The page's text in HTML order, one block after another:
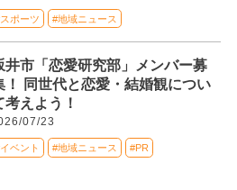
ポーツ #地域ニュース
井市「恋愛研究部」メンバー募
！ 同世代と恋愛・結婚観につい
考えよう！
07/23
ベント #地域ニュース #PR